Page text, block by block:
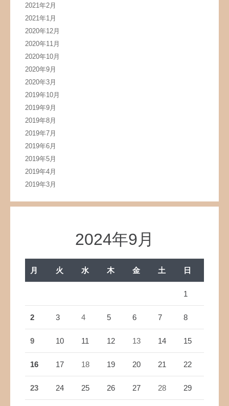
2021年2月
2021年1月
2020年12月
2020年11月
2020年10月
2020年9月
2020年3月
2019年10月
2019年9月
2019年8月
2019年7月
2019年6月
2019年5月
2019年4月
2019年3月
2024年9月
月 火 水 木 金 土 日
1
2 3 4 5 6 7 8
9 10 11 12 13 14 15
16 17 18 19 20 21 22
23 24 25 26 27 28 29